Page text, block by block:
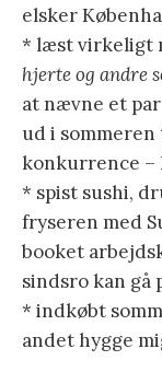
elsker
* læst virkeligt
hjerte og andre
at nævne et
ud i
konkurrence –
* spist sushi,
fryseren med
booket
sindsro kan gå
* indkøbt
andet hygge